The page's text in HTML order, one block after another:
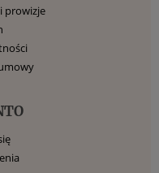
prowizje